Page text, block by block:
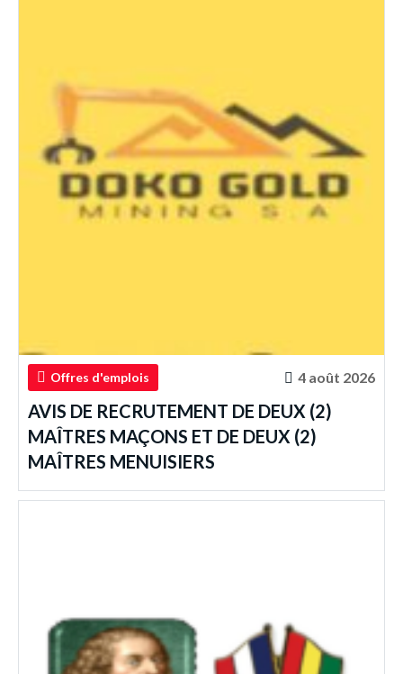
Offres d'emplois 4 août 2026
AVIS DE RECRUTEMENT DE DEUX (2)
MAÎTRES MAÇONS ET DE DEUX (2)
MAÎTRES MENUISIERS